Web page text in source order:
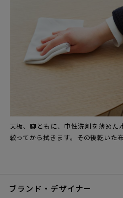
天板、脚ともに、中性洗剤を薄めた
絞ってから拭きます。その後乾いた
ブランド・デザイナー